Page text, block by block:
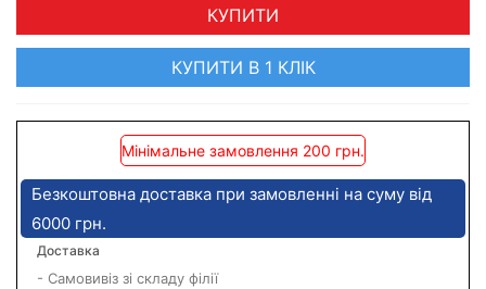
КУПИТИ
КУПИТИ В 1 КЛІК
Мінімальне замовлення 200 грн.
Безкоштовна доставка при замовленні на суму від
6000 грн.
Доставка
- Самовивіз зі складу філії